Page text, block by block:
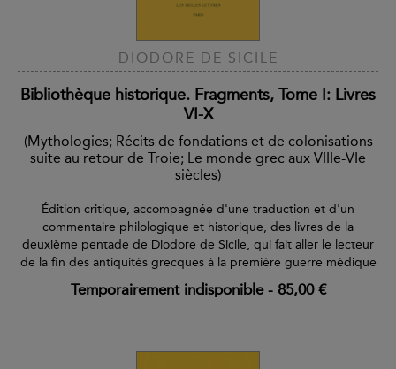
DIODORE DE SICILE
Bibliothèque historique. Fragments, Tome I: Livres
VI-X
(Mythologies; Récits de fondations et de colonisations
suite au retour de Troie; Le monde grec aux VIIIe-VIe
siècles)
Édition critique, accompagnée d'une traduction et d'un
commentaire philologique et historique, des livres de la
deuxième pentade de Diodore de Sicile, qui fait aller le lecteur
de la fin des antiquités grecques à la première guerre médique
Temporairement indisponible- 85,00 €